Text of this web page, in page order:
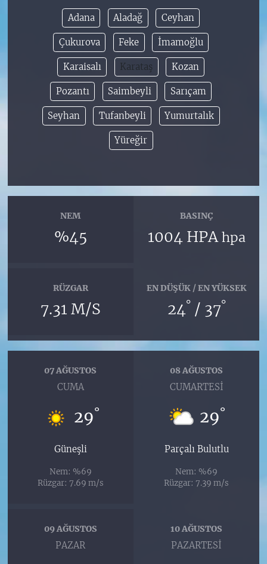
Adana Aladağ Ceyhan
Çukurova Feke İmamoğlu
Karaisalı Karataş Kozan
Pozantı Saimbeyli Sarıçam
Seyhan Tufanbeyli Yumurtalık
Yüreğir
NEM
%45
BASINÇ
1004 HPAhpa
RÜZGAR
7.31 M/S
EN DÜŞÜK / EN YÜKSEK
24° / 37°
07 AĞUSTOS
CUMA
29°
Güneşli
Nem: %69
Rüzgar: 7.69 m/s
08 AĞUSTOS
CUMARTESI
29°
Parçalı Bulutlu
Nem: %69
Rüzgar: 7.39 m/s
09 AĞUSTOS
PAZAR
10 AĞUSTOS
PAZARTESI